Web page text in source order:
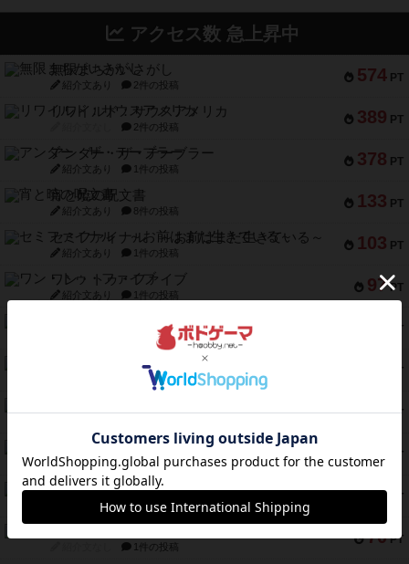
アクセス数 急上昇中
574 PT
無限まちがいさがし
紹介文あり 2件の投稿
389 PT
リワイルド：サウスアメリカ
2件の投稿
378 PT
アンダー・ザ・テーブラー
紹介文あり 1件の投稿
133 PT
宵と暁の呪文書
紹介文あり 8件の投稿
103 PT
セミファイナル ～お前はまだ生きている～
紹介文あり 1件の投稿
97 PT
ワン・トゥ・ファイブ
紹介文あり 1件の投稿
PT
1件の投稿
PT
ふたつの城の物語
6件の投稿
88 PT
PT
マーリン
紹介文あり 6件の投稿
75 PT
フラットアイアン
紹介文なし 2件の投稿
70 PT
1件の投稿